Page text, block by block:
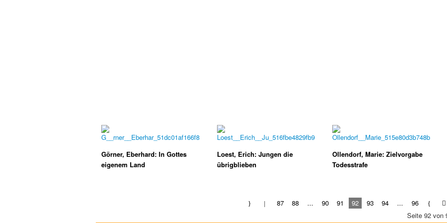
Görner, Eberhard: In Gottes
eigenem Land
Loest, Erich: Jungen die
übrigblieben
Ollendorf, Marie: Zielvorgabe
Todesstrafe
87 88 ... 90 91 92 93 94 ...
96
Seite 92 von